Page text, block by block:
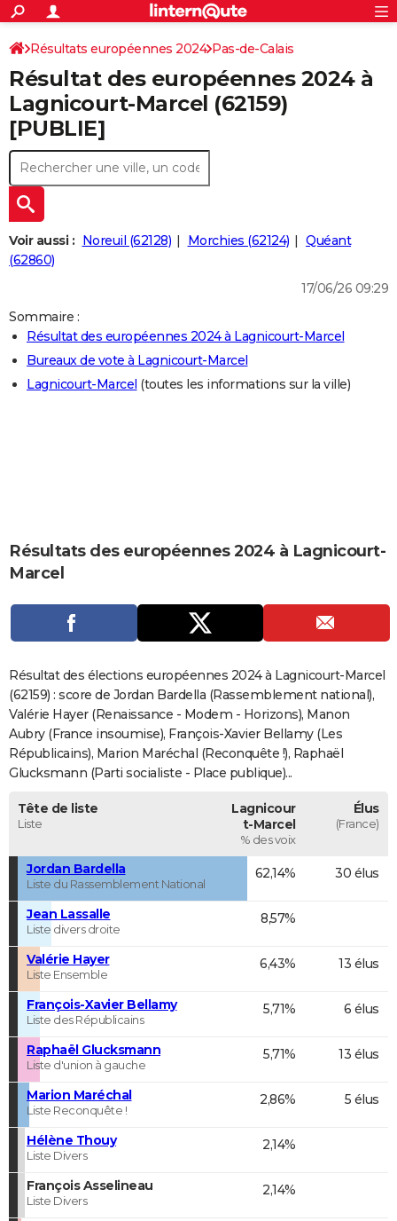
ACTUALITÉS
Politique
Société
Faits Divers
Education
Monde
Villes
+
SPORT
Coupe du monde 2026
Football
Tennis
Cyclisme
Rugby
Forum
CULTURE
Programme TV
TNT
Streaming
Cinéma
Sorties cinéma
Musique
+FINANCE
Retraite
Impôts
Epargne
Immobilier
Risques naturels par ville
Banque
Assurance
CréditAUTO
Essais
Réserver un essai
Citadines
Berlines
SUV
Forum auto
+HIGH-TECH
Mobiles
Meilleur smartphone
Internet
Ordinateurs
Jeux vidéo
Guide high-tech
+
BRICOLAGE
Forum
Aménagement intérieur
Extérieur
Cuisine
Salle de bains
Jardinage
Rangement
+
LIFESTYLE
Art de vivre
Bien-être
Loisirs
Mode
Modes de vie
SANTE
Alimentation
Guide de la santé
Maladies
Médicaments
Sommeil
VOYAGE
Carte de Noël
Carte Bonne année
Carte Saint-Valentin
Carte Pâques
Carte d'anniversaire
COPAINS D'AVANT
AVIS DE DÉCÈS
FORUM
Bricolage
Lifestyle
Culture
Sport
Auto
Television
Voyage
Cinema
S'inscrire
Connexion
Résultats européennes 2024 Pas-de-Calais
Résultat des européennes 2024 à
Lagnicourt-Marcel (62159)
[PUBLIE]
Voir aussi : Noreuil (62128) Morchies (62124)
Quéant
(62860)
17/06/26 09:29
Sommaire :
Résultat des européennes 2024 à Lagnicourt-Marcel
Bureaux de vote à Lagnicourt-Marcel
Lagnicourt-Marcel (toutes les informations sur la ville)
Résultats des européennes 2024 à Lagnicourt-
Marcel
Résultat des élections européennes 2024 à Lagnicourt-Marcel
(62159) : score de Jordan Bardella (Rassemblement national),
Valérie Hayer (Renaissance - Modem - Horizons), Manon
Aubry (France insoumise), François-Xavier Bellamy (Les
Républicains), Marion Maréchal (Reconquête !), Raphaël
Glucksmann (Parti socialiste - Place publique)...
Tête de liste
Liste
Lagnicour
t-Marcel
% des voix
Élus
(France)
Jordan Bardella
Liste du Rassemblement National
62,14% 30 élus
Jean Lassalle
Liste divers droite
8,57%
Valérie Hayer
Liste Ensemble
6,43% 13 élus
François-Xavier Bellamy
Liste des Républicains
5,71% 6 élus
Raphaël Glucksmann
Liste d'union à gauche
5,71% 13 élus
Marion Maréchal
Liste Reconquête !
2,86% 5 élus
Hélène Thouy
Liste Divers
2,14%
François Asselineau
Liste Divers
2,14%